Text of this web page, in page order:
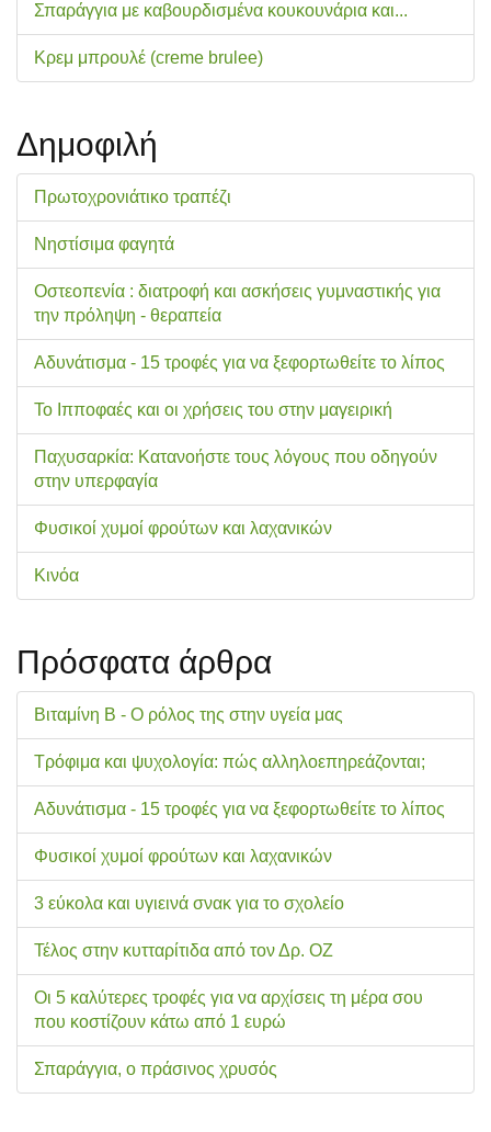
Σπαράγγια με καβουρδισμένα κουκουνάρια και...
Κρεμ μπρουλέ (creme brulee)
Δημοφιλή
Πρωτοχρονιάτικο τραπέζι
Νηστίσιμα φαγητά
Οστεοπενία : διατροφή και ασκήσεις γυμναστικής για
την πρόληψη - θεραπεία
Αδυνάτισμα - 15 τροφές για να ξεφορτωθείτε το λίπος
Το Ιπποφαές και οι χρήσεις του στην μαγειρική
Παχυσαρκία: Κατανοήστε τους λόγους που οδηγούν
στην υπερφαγία
Φυσικοί χυμοί φρούτων και λαχανικών
Κινόα
Πρόσφατα άρθρα
Βιταμίνη Β - Ο ρόλος της στην υγεία μας
Τρόφιμα και ψυχολογία: πώς αλληλοεπηρεάζονται;
Αδυνάτισμα - 15 τροφές για να ξεφορτωθείτε το λίπος
Φυσικοί χυμοί φρούτων και λαχανικών
3 εύκολα και υγιεινά σνακ για το σχολείo
Τέλος στην κυτταρίτιδα από τον Δρ. ΟΖ
Οι 5 καλύτερες τροφές για να αρχίσεις τη μέρα σου
που κοστίζουν κάτω από 1 ευρώ
Σπαράγγια, ο πράσινος χρυσός